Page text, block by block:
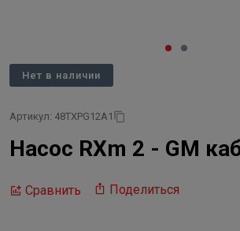
Нет в наличии
Артикул: 48TXPG12A1
Насос RXm 2 - GM
Сравнить Поделиться